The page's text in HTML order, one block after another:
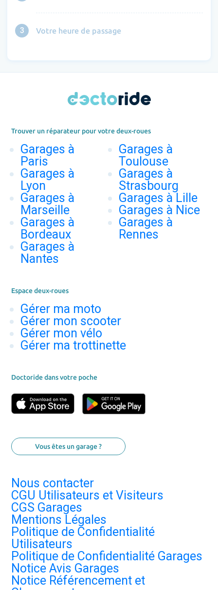
3 Votre heure de passage
Trouver un réparateur pour votre deux-roues
Garages à
Paris
Garages à
Lyon
Garages à
Marseille
Garages à
Bordeaux
Garages à
Nantes
Garages à
Toulouse
Garages à
Strasbourg
Garages à Lille
Garages à Nice
Garages à
Rennes
Espace deux-roues
Gérer ma moto
Gérer mon scooter
Gérer mon vélo
Gérer ma trottinette
Doctoride dans votre poche
Vous êtes un garage ?
Nous contacter
CGU Utilisateurs et Visiteurs
CGS Garages
Mentions Légales
Politique de Confidentialité
Utilisateurs
Politique de Confidentialité Garages
Notice Avis Garages
Notice Référencement et